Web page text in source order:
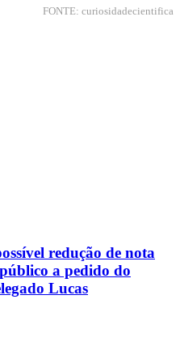
FONTE: curiosidadecientifica
redução de nota
a pedido do
Lucas